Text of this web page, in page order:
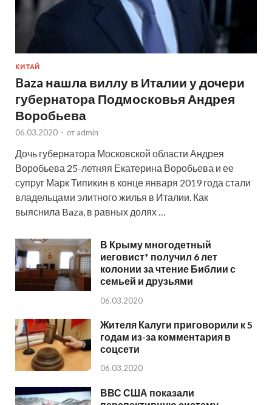
КИТАЙ
Baza нашла виллу в Италии у дочери
губернатора Подмосковья Андрея
Воробьева
06.03.2020 - от admin
Дочь губернатора Московской области Андрея
Воробьева 25-летняя Екатерина Воробьева и ее
супруг Марк Типикин в конце января 2019 года стали
владельцами элитного жилья в Италии. Как
выяснила Baza, в равных долях …
В Крыму многодетный
иеговист* получил 6 лет
колонии за чтение Библии с
семьей и друзьями
06.03.2020
Жителя Калуги приговорили к 5
годам из-за комментария в
соцсети
06.03.2020
ВВС США показали